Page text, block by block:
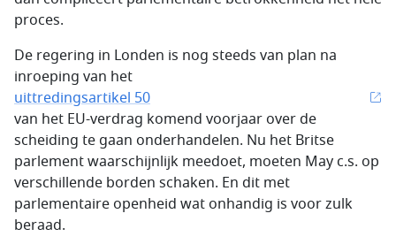
proces.
De regering in Londen is nog steeds van plan na
inroeping van het
uittredingsartikel 50
van het EU-verdrag komend voorjaar over de
scheiding te gaan onderhandelen. Nu het Britse
parlement waarschijnlijk meedoet, moeten May c.s. op
verschillende borden schaken. En dit met
parlementaire openheid wat onhandig is voor zulk
beraad.